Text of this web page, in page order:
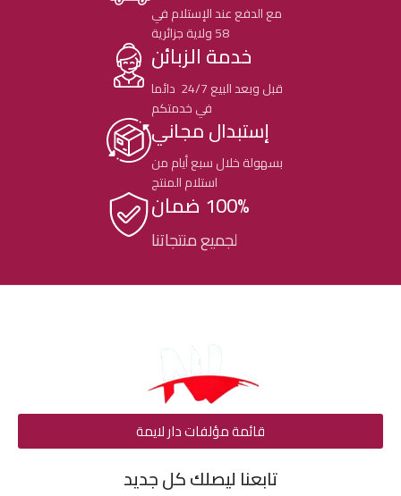
مع الدفع عند الإستلام في
58 ولاية جزائرية
خدمة الزبائن
قبل وبعد البيع 24/7 دائما
في خدمتكم
إستبدال مجاني
بسهولة خلال سبع أيام من
استلام المنتج
100% ضمان
لجميع منتجاتنا
قائمة مؤلفات دار لايمة
تابعنا ليصلك كل جديد